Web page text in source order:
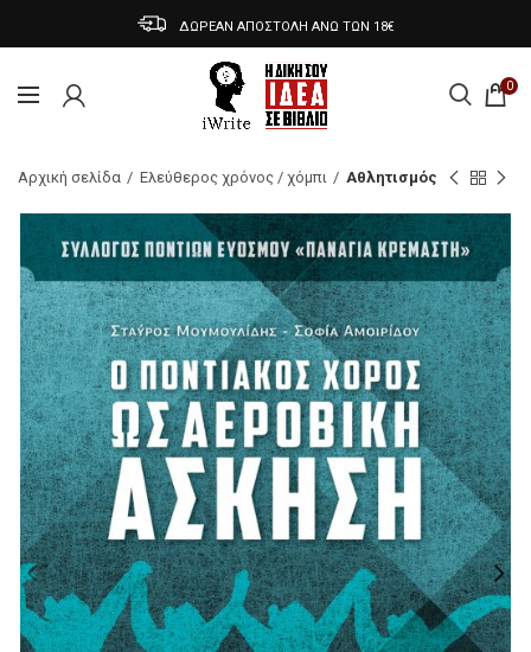
ΔΩΡΕΑΝ ΑΠΟΣΤΟΛΗ ΑΝΩ ΤΩΝ 18€
0
Αρχική σελίδα Ελεύθερος χρόνος / χόμπι Αθλητισμός